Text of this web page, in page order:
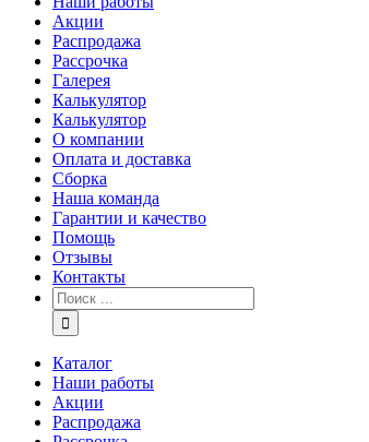
Акции
Распродажа
Рассрочка
Галерея
Калькулятор
Калькулятор
О компании
Оплата и доставка
Сборка
Наша команда
Гарантии и качество
Помощь
Отзывы
Контакты
Каталог
Наши работы
Акции
Распродажа